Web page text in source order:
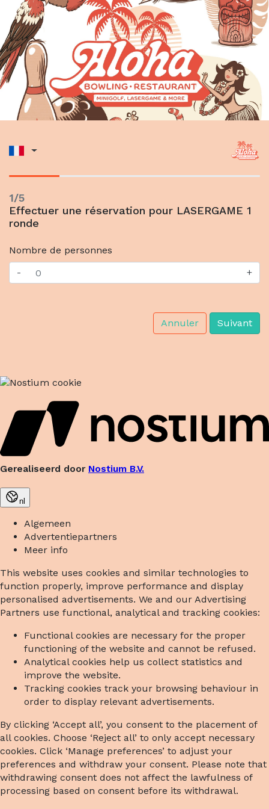
1/5
Effectuer une réservation pour LASERGAME 1
ronde
Nombre de personnes
-
+
Annuler Suivant